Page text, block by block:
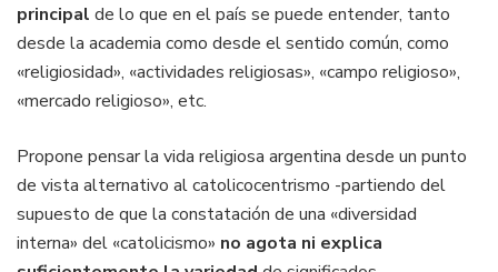
principal de lo que en el país se puede entender, tanto
desde la academia como desde el sentido común, como
«religiosidad», «actividades religiosas», «campo religioso»,
«mercado religioso», etc.
Propone pensar la vida religiosa argentina desde un punto
de vista alternativo al catolicocentrismo -partiendo del
supuesto de que la constatación de una «diversidad
interna» del «catolicismo» no agota ni explica